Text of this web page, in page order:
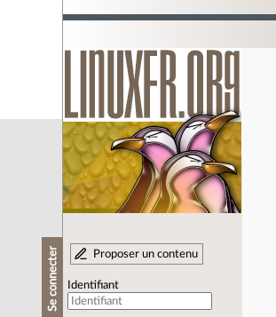
Se connecter Proposer un contenu
Identifiant